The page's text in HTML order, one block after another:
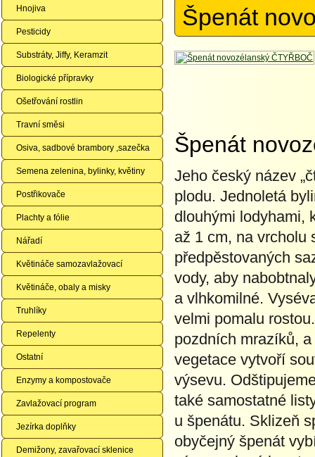
Hnojiva
Pesticidy
Substráty, Jiffy, Keramzit
Biologické přípravky
Ošetřování rostlin
Travní směsi
Osiva, sadbové brambory ,sazečka
Semena zelenina, bylinky, květiny
Postřikovače
Plachty a fólie
Nářadí
Květináče samozavlažovací
Květináče, obaly a misky
Truhlíky
Repelenty
Ostatní
Enzymy a kompostovače
Zavlažovací program
Jezírka doplňky
Demižony, zavařovací sklenice
Špenát
Špenát
Jeho český název
plodu. Jednoletá
dlouhými lodyhami,
až 1 cm, na vrcholu
předpěstovaných
vody, aby
a vlhkomilné.
velmi pomalu
pozdních mrazíků,
vegetace vytvoří
výsevu.
také samostatné
u špenátu. Sklizeň
obyčejný špenát